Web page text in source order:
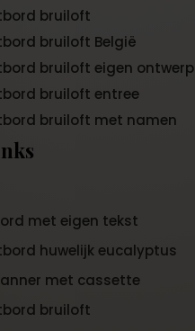
bruiloft
bruiloft België
bruiloft eigen ontwerp
bruiloft entree
bruiloft met namen
met eigen tekst
huwelijk eucalyptus
met cassette
bruiloft